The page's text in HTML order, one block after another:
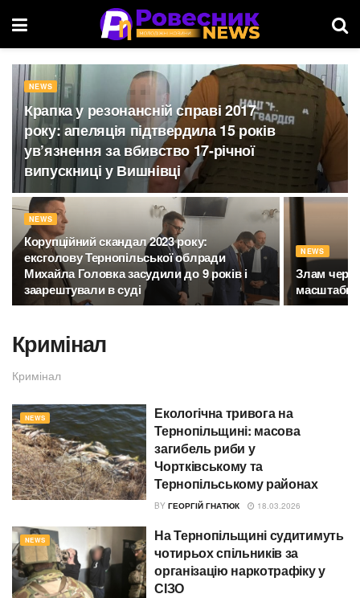
NEWS
Крапка у резонансній справі 2017
року: апеляція підтвердила 15 років
ув’язнення за вбивство 17-річної
випускниці у Вишнівці
NEWS
Корупційний скандал 2023 року:
ексголову Тернопільської облради
Михайла Головка засудили до 9 років і
заарештували в суді
NEWS
Злам
Кримінал
Кримінал
NEWS
Екологічна тривога на
Тернопільщині: масова
загибель риби у
Чортківському та
Тернопільському районах
BY ГЕОРГІЙ ГНАТЮК 18.03.2026
NEWS
На Тернопільщині судитимуть
чотирьох спільників за
організацію наркотрафіку у
СІЗО